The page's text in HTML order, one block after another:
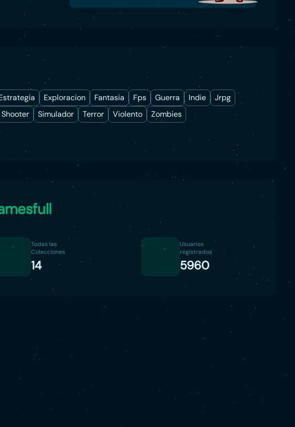
Exploracion Fantasia Fps Guerra Indie
Jrpg
Shooter Simulador Terror Violento Zombies
Todas las
Colecciones
14
Usuarios
registrados
5960